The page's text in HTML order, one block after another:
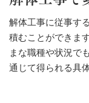
解体工事に従事す
積むことができま
まな職種や状況で
通じて得られる具